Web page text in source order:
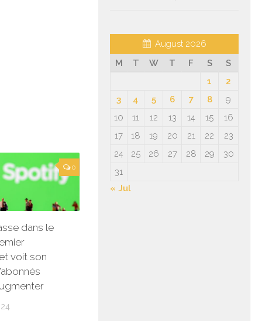
0
dans le
voit son
August 2026
M
T W T F S
S
1
2
3
4 5 6 7 8
9
10
11 12 13 14 15
16
17
18 19 20 21 22
23
24
25 26 27 28 29
30
31
« Jul